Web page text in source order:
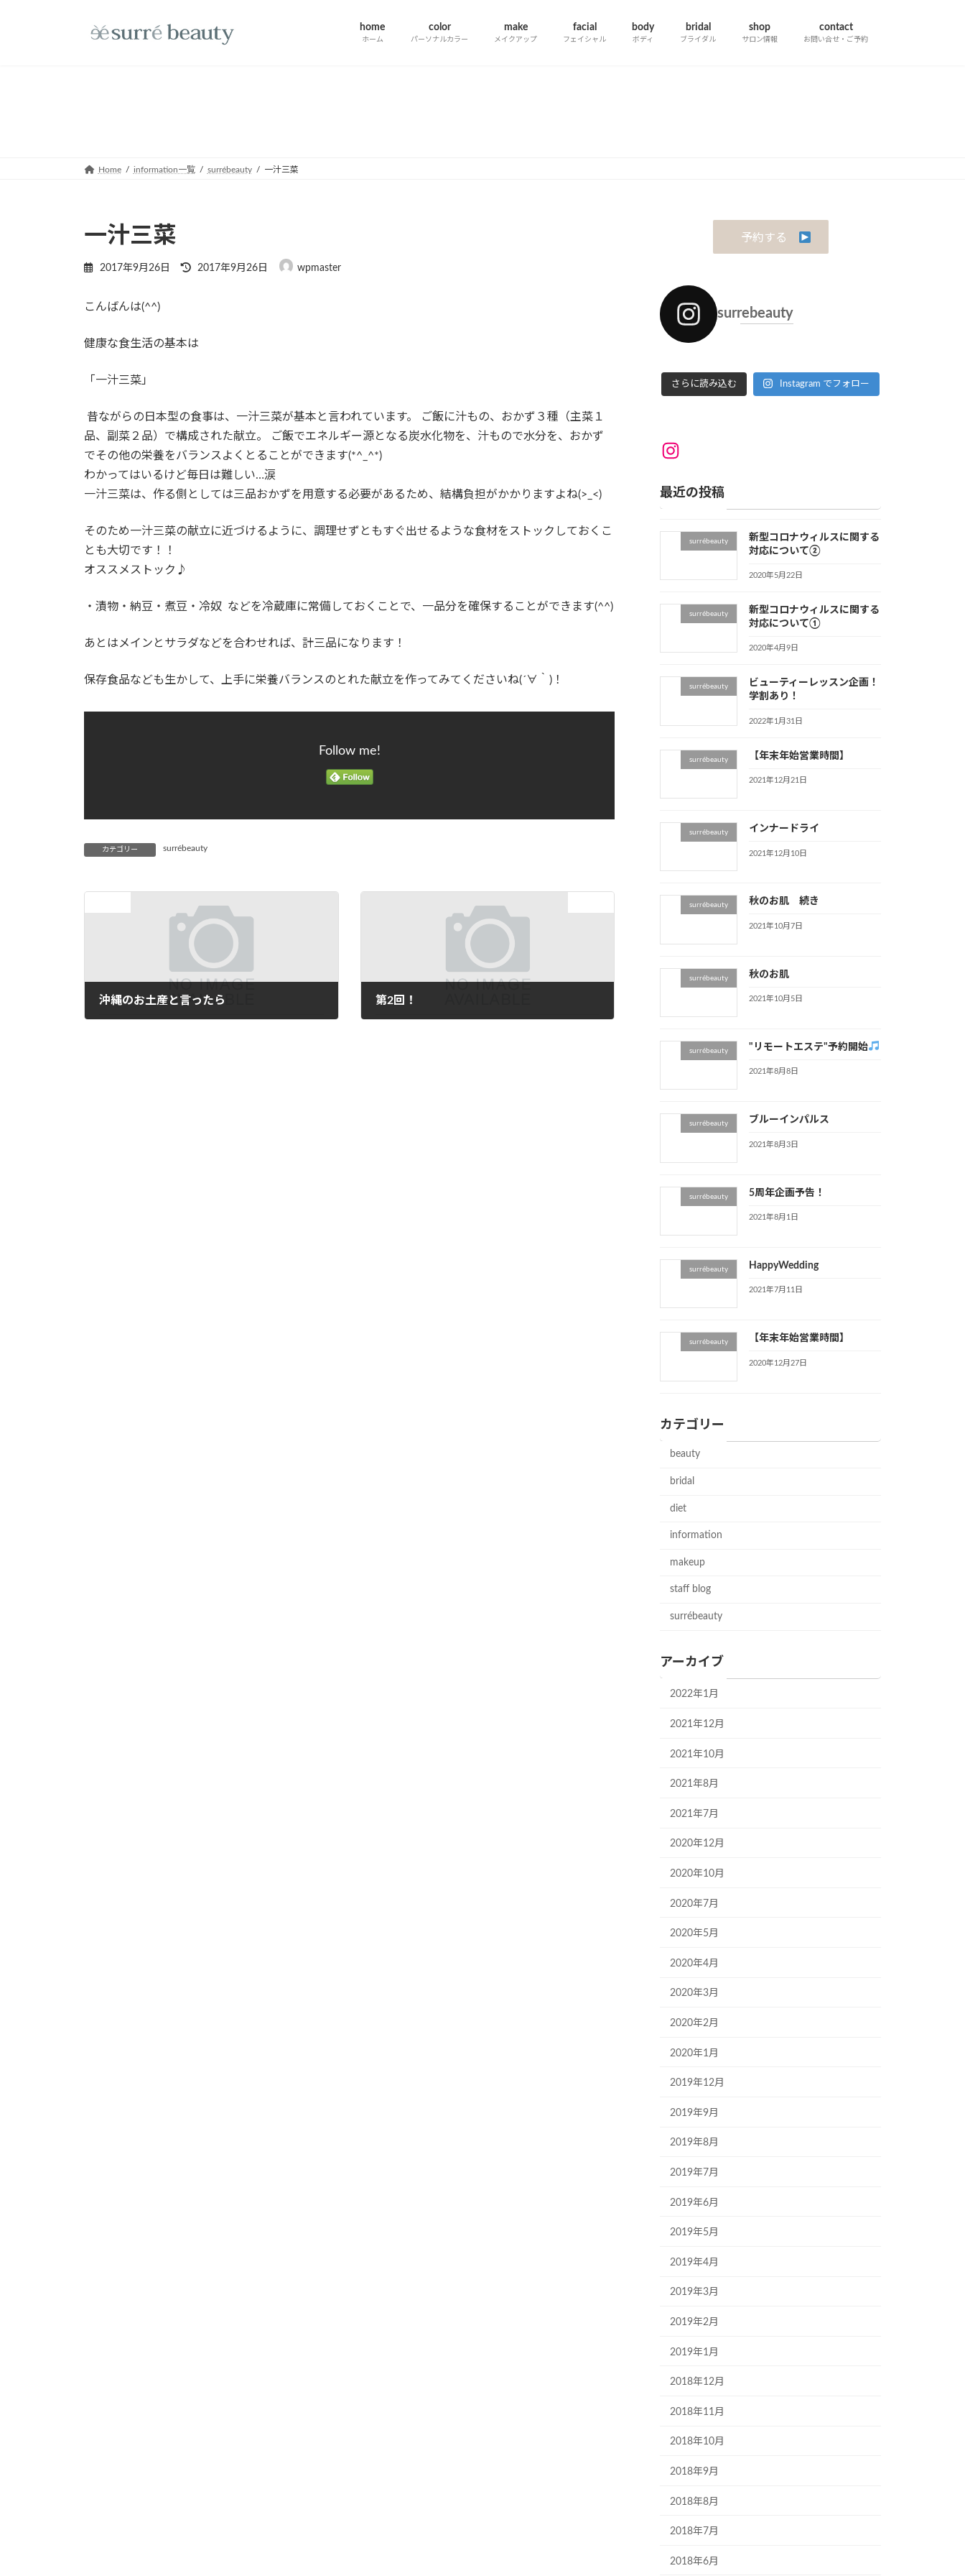
home
ホーム
color
パーソナルカラー
make
メイクアップ
facial
フェイシャル
body
ボディ
bridal
ブライダル
shop
サロン情報
contact
お問い合せ・ご予約
Home information一覧 surrébeauty 一汁三菜
一汁三菜
2017年9月26日
最
時
2017年9月26日 wpmaster
こんばんは(^^)
健康な食生活の基本は
「一汁三菜」
昔ながらの日本型の食事は、一汁三菜が基本と言われています。 ご飯に汁もの、おかず３種（主菜１
品、副菜２品）で構成された献立。 ご飯でエネルギー源となる炭水化物を、汁もので水分を、おかず
でその他の栄養をバランスよくとることができます(*^_^*)
わかってはいるけど毎日は難しい…涙
一汁三菜は、作る側としては三品おかずを用意する必要があるため、結構負担がかかりますよね(>_<)
そのため一汁三菜の献立に近づけるように、調理せずともすぐ出せるような食材をストックしておくこ
とも大切です！！
オススメストック♪
・漬物・納豆・煮豆・冷奴 などを冷蔵庫に常備しておくことで、一品分を確保することができます(^^)
あとはメインとサラダなどを合わせれば、計三品になります！
保存食品なども生かして、上手に栄養バランスのとれた献立を作ってみてくださいね(´∀｀)！
Follow me!
カテゴリー surrébeauty
沖縄のお土産と言ったら 第2回！
予約する
surrebeauty
さらに読み込む Instagram でフォロー
Instagram
最近の投稿
surrébeauty
新型コロナウィルスに関する
対応について②
2020年5月22日
surrébeauty
新型コロナウィルスに関する
対応について①
2020年4月9日
surrébeauty
ビューティーレッスン企画！
学割あり！
2022年1月31日
surrébeauty 【年末年始営業時間】
2021年12月21日
surrébeauty インナードライ
2021年12月10日
surrébeauty 秋のお肌 続き
2021年10月7日
surrébeauty 秋のお肌
2021年10月5日
surrébeauty "リモートエステ"予約開始
2021年8月8日
surrébeauty ブルーインパルス
2021年8月3日
surrébeauty 5周年企画予告！
2021年8月1日
surrébeauty HappyWedding
2021年7月11日
surrébeauty 【年末年始営業時間】
2020年12月27日
カテゴリー
beauty
bridal
diet
information
makeup
staff blog
surrébeauty
アーカイブ
2022年1月
2021年12月
2021年10月
2021年8月
2021年7月
2020年12月
2020年10月
2020年7月
2020年5月
2020年4月
2020年3月
2020年2月
2020年1月
2019年12月
2019年9月
2019年8月
2019年7月
2019年6月
2019年5月
2019年4月
2019年3月
2019年2月
2019年1月
2018年12月
2018年11月
2018年10月
2018年9月
2018年8月
2018年7月
2018年6月